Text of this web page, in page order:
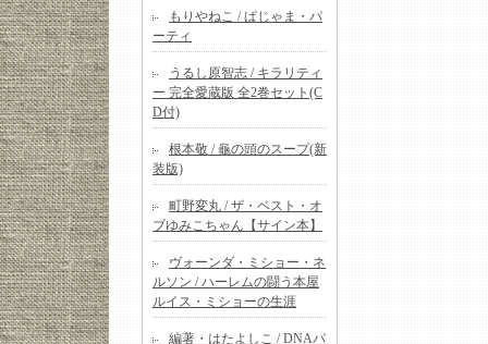
もりやねこ / ぱじゃま・パ
ーティ
うるし原智志 / キラリティ
ー 完全愛蔵版 全2巻セット(C
D付)
根本敬 / 龜の頭のスープ(新
装版)
町野変丸 / ザ・ベスト・オ
ブゆみこちゃん【サイン本】
ヴォーンダ・ミショー・ネ
ルソン / ハーレムの闘う本屋
ルイス・ミショーの生涯
編著・はたよしこ / DNAパ